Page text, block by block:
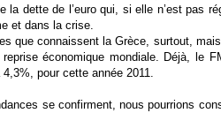
la dette de l’euro qui, si elle n’est pas
et dans la crise.
que connaissent la Grèce, surtout,
reprise économique mondiale. Déjà, le
pour cette année 2011.
se confirment, nous pourrions